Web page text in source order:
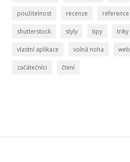
použitelnost recenze reference
shutterstock styly tipy triky
vlastní aplikace volná noha web
začátečníci čtení